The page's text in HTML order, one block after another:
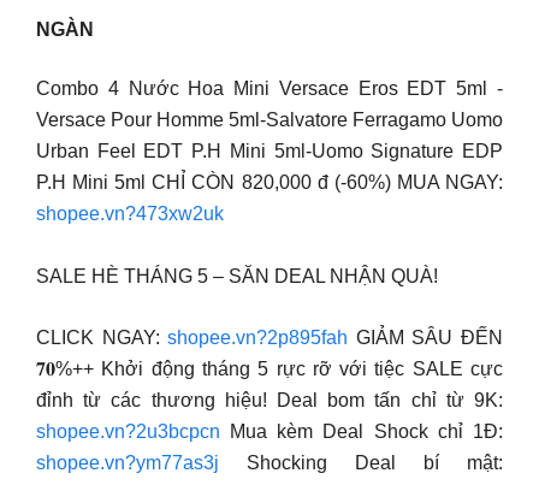
NGÀN
Combo 4 Nước Hoa Mini Versace Eros EDT 5ml -
Versace Pour Homme 5ml-Salvatore Ferragamo Uomo
Urban Feel EDT P.H Mini 5ml-Uomo Signature EDP
P.H Mini 5ml CHỈ CÒN 820,000 đ (-60%) MUA NGAY:
shopee.vn?473xw2uk
SALE HÈ THÁNG 5 – SĂN DEAL NHẬN QUÀ!
CLICK NGAY:shopee.vn?2p895fah GIẢM SÂU ĐẾN
𝟕𝟎%++ Khởi động tháng 5 rực rỡ với tiệc SALE cực
đỉnh từ các thương hiệu! Deal bom tấn chỉ từ 9K:
shopee.vn?2u3bcpcn Mua kèm Deal Shock chỉ 1Đ:
shopee.vn?ym77as3j Shocking Deal bí mật: